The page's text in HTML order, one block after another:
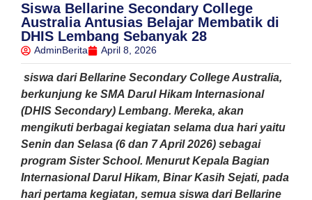
Siswa Bellarine Secondary College
Australia Antusias Belajar Membatik di
DHIS Lembang Sebanyak 28
AdminBerita April 8, 2026
siswa dari Bellarine Secondary College Australia,
berkunjung ke SMA Darul Hikam Internasional
(DHIS Secondary) Lembang. Mereka, akan
mengikuti berbagai kegiatan selama dua hari yaitu
Senin dan Selasa (6 dan 7 April 2026) sebagai
program Sister School. Menurut Kepala Bagian
Internasional Darul Hikam, Binar Kasih Sejati, pada
hari pertama kegiatan, semua siswa dari Bellarine